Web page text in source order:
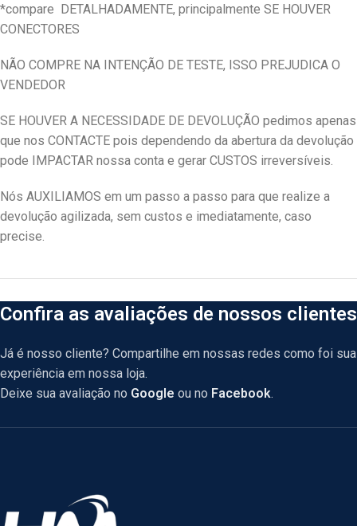
*compare DETALHADAMENTE, principalmente SE HOUVER
CONECTORES
NÃO COMPRE NA INTENÇÃO DE TESTE, ISSO PREJUDICA O
VENDEDOR
SE HOUVER A NECESSIDADE DE DEVOLUÇÃO pedimos apenas
que nos CONTACTE pois dependendo da abertura da devolução
pode IMPACTAR nossa conta e gerar CUSTOS irreversíveis.
Nós AUXILIAMOS em um passo a passo para que realize a
devolução agilizada, sem custos e imediatamente, caso
precise.
Confira as avaliações de nossos clientes
Já é nosso cliente? Compartilhe em nossas redes como foi sua
experiência em nossa loja.
Deixe sua avaliação no Google ou no Facebook.